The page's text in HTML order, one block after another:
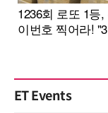
ET Events